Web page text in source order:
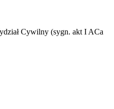
Cywilny (sygn. akt I ACa